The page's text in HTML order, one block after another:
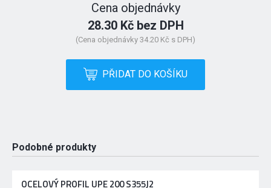
Cena objednávky
28.30 Kč bez DPH
(Cena objednávky 34.20 Kč s DPH)
PŘIDAT DO KOŠÍKU
Podobné produkty
OCELOVÝ PROFIL UPE 200 S355J2